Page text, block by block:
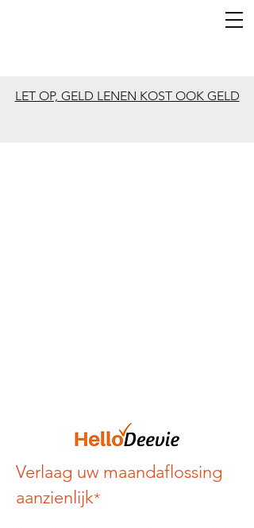
LET OP, GELD LENEN KOST OOK GELD
Verlaag uw maandaflossing
aanzienlijk*